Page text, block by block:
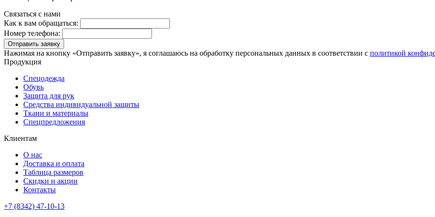
Связаться с нами
Как к вам обращаться:
Номер телефона:
Отправить заявку
Нажимая на кнопку «Отправить заявку», я соглашаюсь на обработку персональных данных в соответствии с политикой
Продукция
Спецодежда
Обувь
Защита для рук
Средства индивидуальной защиты
Ткани и материалы
Спецпредложения
Клиентам
О нас
Доставка и оплата
Таблица размеров
Скидки и акции
Контакты
+7 (8342) 47-10-13